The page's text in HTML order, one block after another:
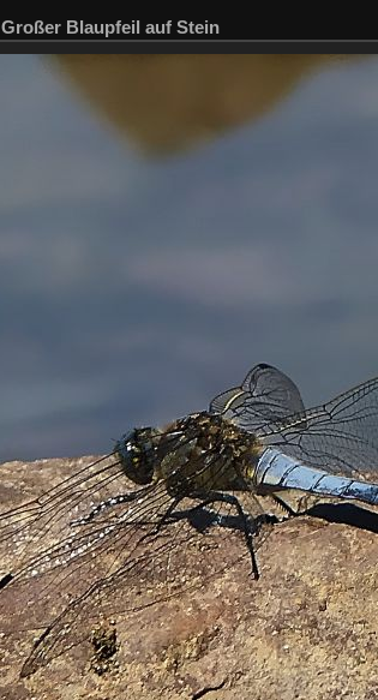
Großer Blaupfeil auf Stein